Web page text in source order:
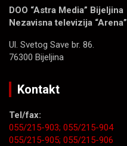
DOO “Astra Media” Bijeljina
Nezavisna televizija “Arena”
Ul. Svetog Save br. 86.
76300 Bijeljina
Kontakt
Tel/fax:
055/215-903; 055/215-904
055/215-905; 055/215-906